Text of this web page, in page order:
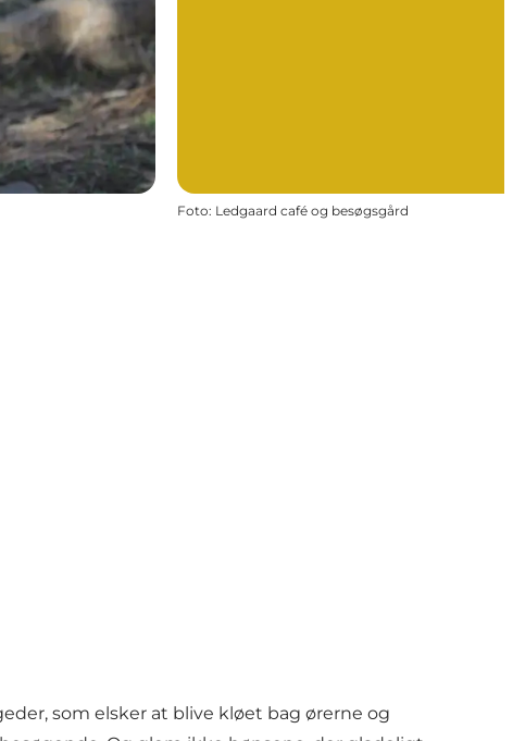
Foto: Ledgaard café og besøgsgård
som elsker at blive kløet bag ørerne og